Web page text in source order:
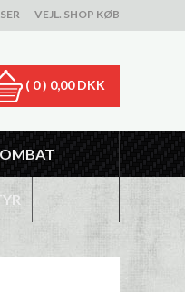
VEJL. SHOP KØB
( 0 ) 0,00 DKK